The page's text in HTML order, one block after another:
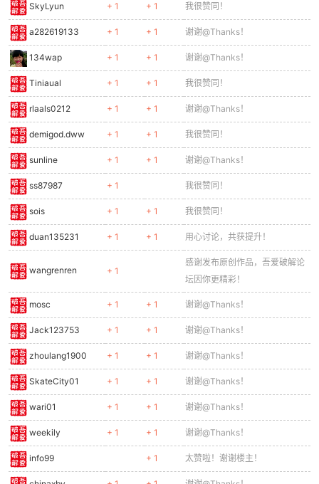
SkyLyun + 1 + 1 我很赞同！
a282619133 + 1 + 1 谢谢@Thanks！
134wap + 1 + 1 谢谢@Thanks！
Tiniaual + 1 + 1 我很赞同！
rlaals0212 + 1 + 1 谢谢@Thanks！
demigod.dww + 1 + 1 我很赞同！
sunline + 1 + 1 谢谢@Thanks！
ss87987 + 1 我很赞同！
sois + 1 + 1 我很赞同！
duan135231 + 1 + 1 用心讨论，共获提升！
wangrenren + 1
感谢发布原创作品，吾爱破解论
坛因你更精彩！
mosc + 1 + 1 谢谢@Thanks！
Jack123753 + 1 + 1 谢谢@Thanks！
zhoulang1900 + 1 + 1 谢谢@Thanks！
SkateCity01 + 1 + 1 谢谢@Thanks！
wari01 + 1 + 1 谢谢@Thanks！
weekily + 1 + 1 谢谢@Thanks！
info99 + 1 太赞啦！谢谢楼主！